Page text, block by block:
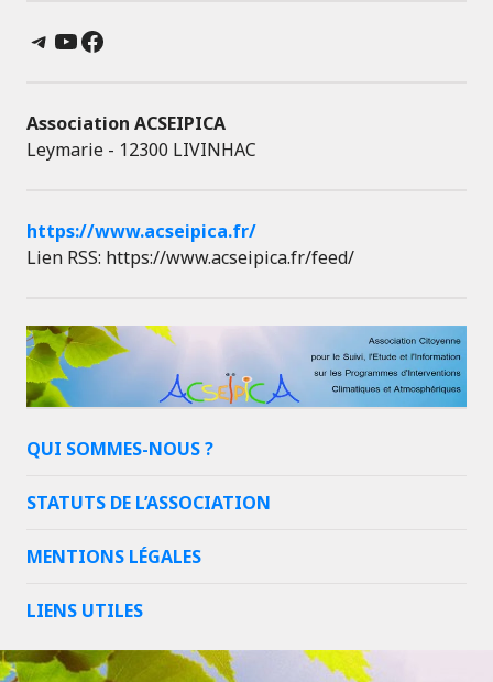
Telegram
YouTube
Facebook
Association ACSEIPICA
Leymarie - 12300 LIVINHAC
https://www.acseipica.fr/
Lien RSS: https://www.acseipica.fr/feed/
QUI SOMMES-NOUS ?
STATUTS DE L’ASSOCIATION
MENTIONS LÉGALES
LIENS UTILES